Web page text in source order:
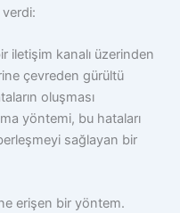
iletişim kanalı üzerinden
çevreden gürültü
oluşması
yöntemi, bu hataları
sağlayan bir
erişen bir yöntem.